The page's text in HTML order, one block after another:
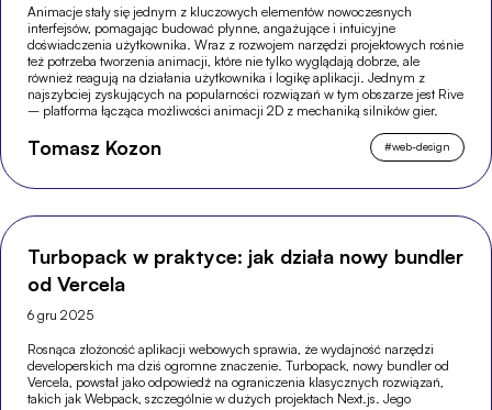
Animacje stały się jednym z kluczowych elementów nowoczesnych
interfejsów, pomagając budować płynne, angażujące i intuicyjne
doświadczenia użytkownika. Wraz z rozwojem narzędzi projektowych rośnie
też potrzeba tworzenia animacji, które nie tylko wyglądają dobrze, ale
również reagują na działania użytkownika i logikę aplikacji. Jednym z
najszybciej zyskujących na popularności rozwiązań w tym obszarze jest Rive
– platforma łącząca możliwości animacji 2D z mechaniką silników gier.
Tomasz Kozon #web-design
Turbopack w praktyce: jak działa nowy bundler
od Vercela
6 gru 2025
Rosnąca złożoność aplikacji webowych sprawia, że wydajność narzędzi
developerskich ma dziś ogromne znaczenie. Turbopack, nowy bundler od
Vercela, powstał jako odpowiedź na ograniczenia klasycznych rozwiązań,
takich jak Webpack, szczególnie w dużych projektach Next.js. Jego